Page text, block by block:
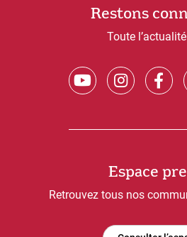
Restons
Toute
Espace
Retrouvez tous nos